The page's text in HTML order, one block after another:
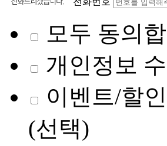
모두 동의
개인정보
이벤트/할
(선택)